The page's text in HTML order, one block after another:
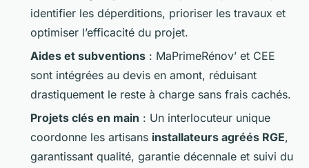
identifier les déperditions, prioriser les travaux et
optimiser l’efficacité du projet.
Aides et subventions : MaPrimeRénov’ et CEE
sont intégrées au devis en amont, réduisant
drastiquement le reste à charge sans frais cachés.
Projets clés en main : Un interlocuteur unique
coordonne les artisans installateurs agréés RGE,
garantissant qualité, garantie décennale et suivi du